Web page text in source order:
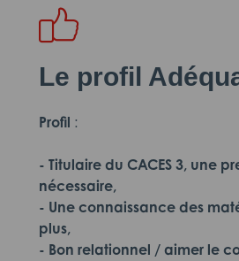
Le profil
Profil :
- Titulaire du CACES 3, une
nécessaire,
- Une connaissance des
plus,
- Bon relationnel / aimer le